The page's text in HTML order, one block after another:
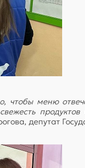
чтобы меню
депутат